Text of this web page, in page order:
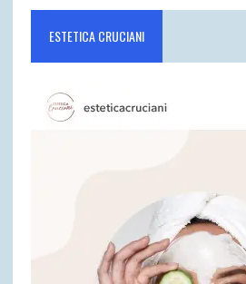
ESTETICA CRUCIANI